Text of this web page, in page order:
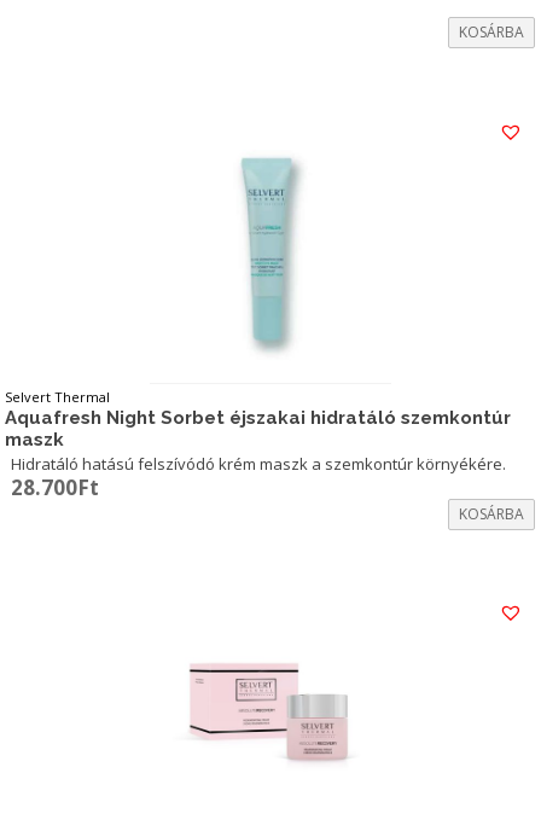
KOSÁRBA
Selvert Thermal
Aquafresh Night Sorbet éjszakai hidratáló szemkontúr
maszk
Hidratáló hatású felszívódó krém maszk a szemkontúr környékére.
28.700Ft
KOSÁRBA